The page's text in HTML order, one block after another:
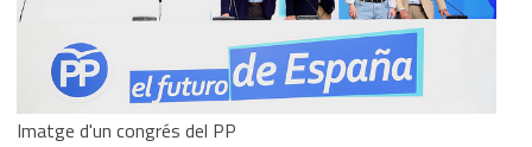
Imatge d'un congrés del PP